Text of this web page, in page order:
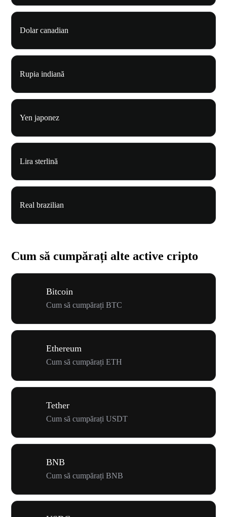
Dolar canadian
Rupia indiană
Yen japonez
Lira sterlină
Real brazilian
Cum să cumpărați alte active cripto
Bitcoin
Cum să cumpărați BTC
Ethereum
Cum să cumpărați ETH
Tether
Cum să cumpărați USDT
BNB
Cum să cumpărați BNB